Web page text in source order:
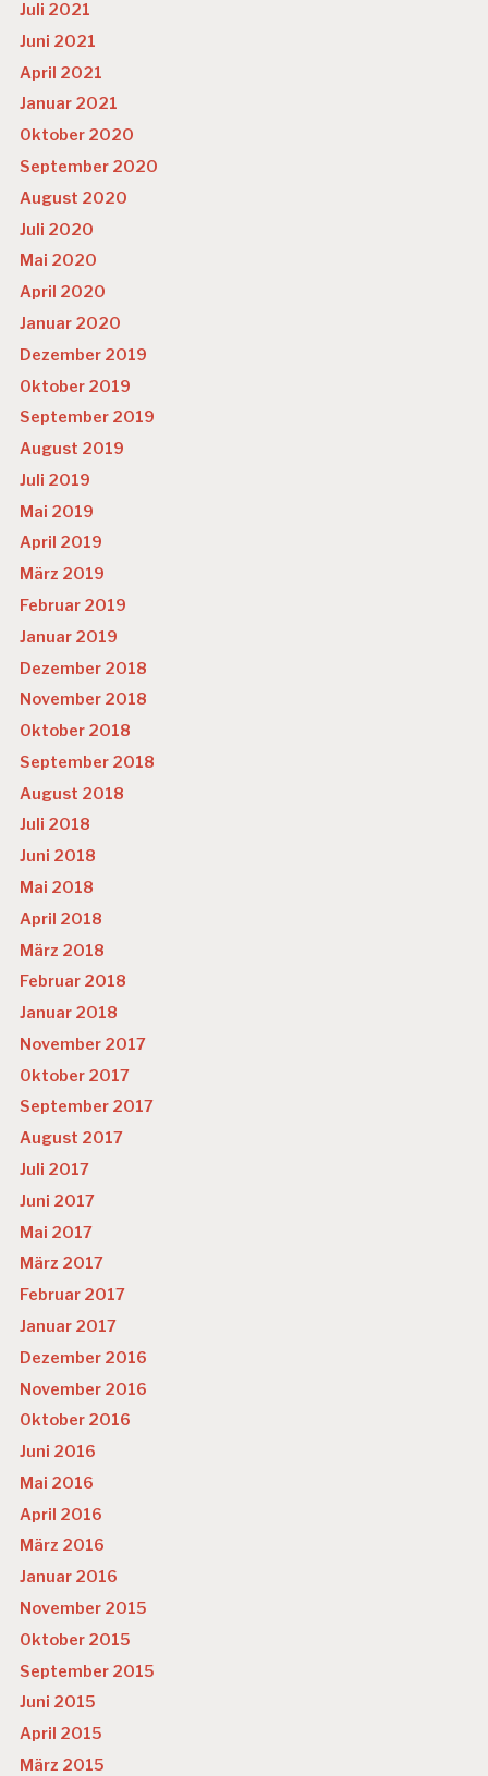
Juli 2021
Juni 2021
April 2021
Januar 2021
Oktober 2020
September 2020
August 2020
Juli 2020
Mai 2020
April 2020
Januar 2020
Dezember 2019
Oktober 2019
September 2019
August 2019
Juli 2019
Mai 2019
April 2019
März 2019
Februar 2019
Januar 2019
Dezember 2018
November 2018
Oktober 2018
September 2018
August 2018
Juli 2018
Juni 2018
Mai 2018
April 2018
März 2018
Februar 2018
Januar 2018
November 2017
Oktober 2017
September 2017
August 2017
Juli 2017
Juni 2017
Mai 2017
März 2017
Februar 2017
Januar 2017
Dezember 2016
November 2016
Oktober 2016
Juni 2016
Mai 2016
April 2016
März 2016
Januar 2016
November 2015
Oktober 2015
September 2015
Juni 2015
April 2015
März 2015